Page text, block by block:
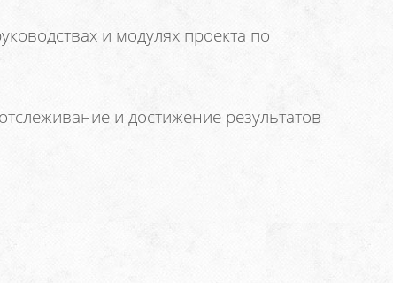
и модулях проекта по
и достижение результатов